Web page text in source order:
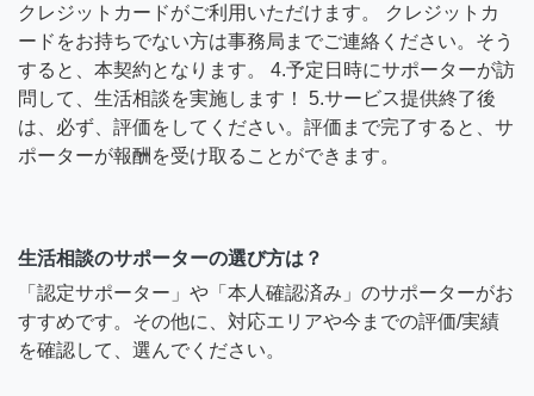
クレジットカードがご利用いただけます。 クレジットカ
ードをお持ちでない方は事務局までご連絡ください。そう
すると、本契約となります。 4.予定日時にサポーターが訪
問して、生活相談を実施します！ 5.サービス提供終了後
は、必ず、評価をしてください。評価まで完了すると、サ
ポーターが報酬を受け取ることができます。
生活相談のサポーターの選び方は？
「認定サポーター」や「本人確認済み」のサポーターがお
すすめです。その他に、対応エリアや今までの評価/実績
を確認して、選んでください。